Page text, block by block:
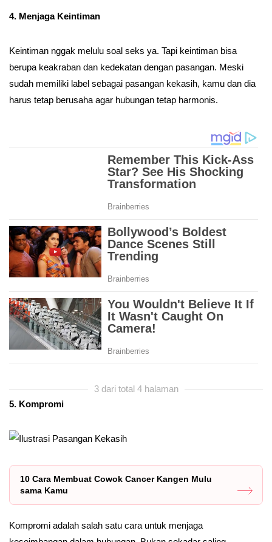
4. Menjaga Keintiman
Keintiman nggak melulu soal seks ya. Tapi keintiman bisa
berupa keakraban dan kedekatan dengan pasangan. Meski
sudah memiliki label sebagai pasangan kekasih, kamu dan dia
harus tetap berusaha agar hubungan tetap harmonis.
3 dari total 4 halaman
5. Kompromi
10 Cara Membuat Cowok Cancer Kangen Mulu
sama Kamu
Kompromi adalah salah satu cara untuk menjaga